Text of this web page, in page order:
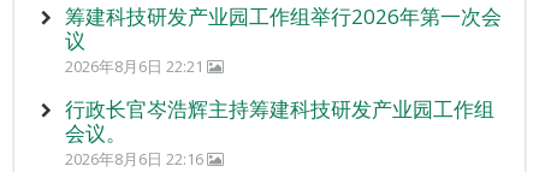
筹建科技研发产业园工作组举行2026年第一次会
议
2026年8月6日 22:21
行政长官岑浩辉主持筹建科技研发产业园工作组
会议。
2026年8月6日 22:16